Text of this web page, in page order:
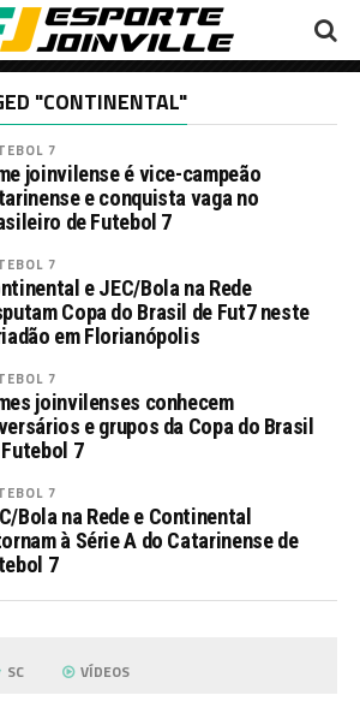
"CONTINENTAL"
7
joinvilense é vice-campeão
e conquista vaga no
de Futebol 7
7
e JEC/Bola na Rede
Copa do Brasil de Fut7 neste
em Florianópolis
7
joinvilenses conhecem
e grupos da Copa do Brasil
Futebol 7
7
Bola na Rede e Continental
à Série A do Catarinense de
7
SC VÍDEOS